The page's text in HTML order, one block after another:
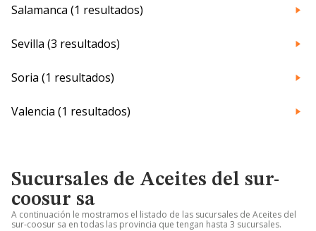
Salamanca (1 resultados)
Sevilla (3 resultados)
Soria (1 resultados)
Valencia (1 resultados)
Sucursales de Aceites del sur-
coosur sa
A continuación le mostramos el listado de las sucursales de Aceites del
sur-coosur sa en todas las provincia que tengan hasta 3 sucursales.